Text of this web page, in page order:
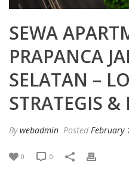
SEWA
PRAPANCA
SELATAN –
STRATEGIS
Bywebadmin Posted February
0 0